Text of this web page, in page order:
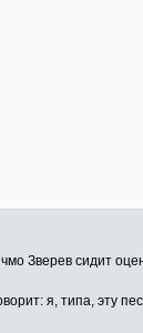
Зверев сидит
я, типа, эту